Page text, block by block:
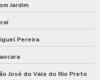
Jardim
Pereira
José do Vale do Rio Preto